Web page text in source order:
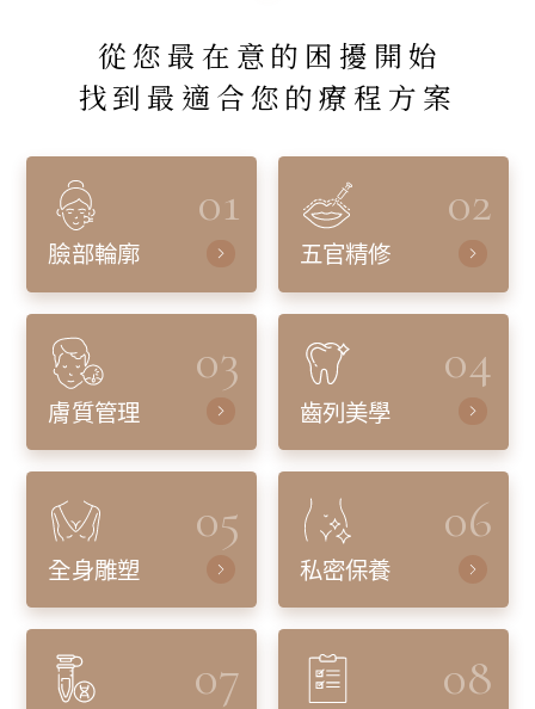
從您最在意的困擾開始
找到最適合您的療程方案
01
臉部輪廓
02
五官精修
03
膚質管理
04
齒列美學
05
全身雕塑
06
私密保養
07 08